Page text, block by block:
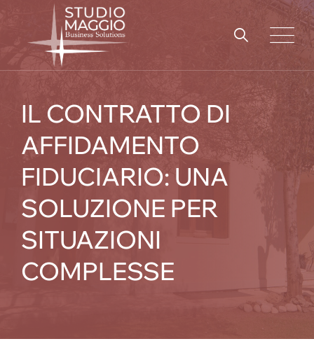
content
IL CONTRATTO DI
AFFIDAMENTO
FIDUCIARIO: UNA
SOLUZIONE PER
SITUAZIONI
COMPLESSE